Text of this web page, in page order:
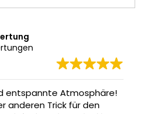
entspannte Atmosphäre!
anderen Trick für den